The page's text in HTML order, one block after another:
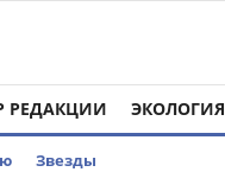
РЕДАКЦИИ ЭКОЛОГИЯ
Звезды